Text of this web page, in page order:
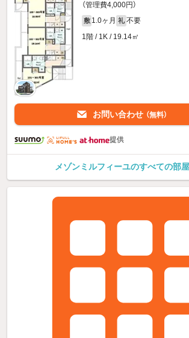
（管理費4,000円）
敷 1.0ヶ月 礼 不要
1階 / 1K / 19.14㎡
お問い合わせ （無料）
提供
メゾンミルフィーユのすべての部